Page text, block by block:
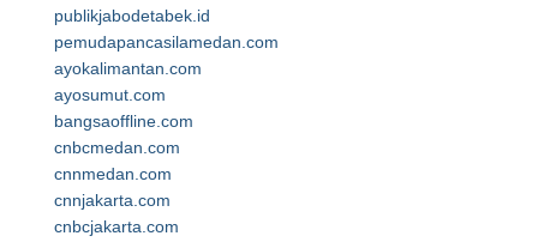
publikjabodetabek.id
pemudapancasilamedan.com
ayokalimantan.com
ayosumut.com
bangsaoffline.com
cnbcmedan.com
cnnmedan.com
cnnjakarta.com
cnbcjakarta.com